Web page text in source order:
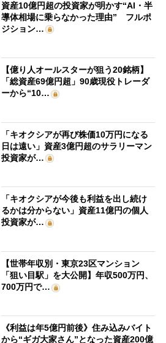
資産10億円超の投資家が明かす“AI・半
導体相場に乗らなかった理由” フルポ
ジション…
【億り人オールスターが狙う20銘柄】
「総資産69億円超」90歳現役トレーダ
ーから“10…
「キオクシアが再び株価10万円になる
日は遠い」資産3億円超のサラリーマン
投資家が…
「キオクシアが今後も利益を出し続け
るかは分からない」資産11億円の個人
投資家が…
【世帯年収別・東京23区マンション
「狙い目駅」を大公開】年収500万円、
700万円で…
《利益は年5億円前後》住み込みバイト
から“ギガ大家さん”となった資産200億